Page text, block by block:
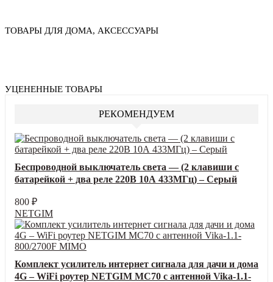
ТОВАРЫ ДЛЯ ДОМА, АКСЕССУАРЫ
УЦЕНЕННЫЕ ТОВАРЫ
РЕКОМЕНДУЕМ
Беспроводной выключатель света — (2 клавиши с
батарейкой + два реле 220В 10А 433МГц) – Серый
800 ₽
NETGIM
Комплект усилитель интернет сигнала для дачи и дома
4G – WiFi роутер NETGIM MC70 с антенной Vika-1.1-